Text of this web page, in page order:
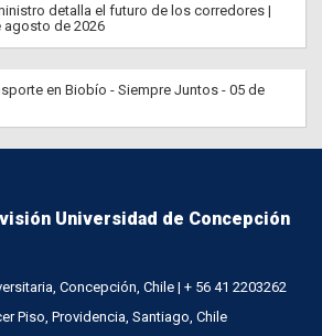
detalla el futuro de los corredores |
agosto de 2026
en Biobío - Siempre Juntos - 05 de
Universidad de Concepción
Concepción, Chile | + 56 41 2203262
Piso, Providencia, Santiago, Chile